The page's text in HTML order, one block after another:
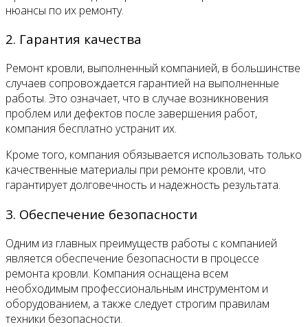
нюансы по их ремонту.
2. Гарантия качества
Ремонт кровли, выполненный компанией, в большинстве
случаев сопровождается гарантией на выполненные
работы. Это означает, что в случае возникновения
проблем или дефектов после завершения работ,
компания бесплатно устранит их.
Кроме того, компания обязывается использовать только
качественные материалы при ремонте кровли, что
гарантирует долговечность и надежность результата.
3. Обеспечение безопасности
Одним из главных преимуществ работы с компанией
является обеспечение безопасности в процессе
ремонта кровли. Компания оснащена всем
необходимым профессиональным инструментом и
оборудованием, а также следует строгим правилам
техники безопасности.